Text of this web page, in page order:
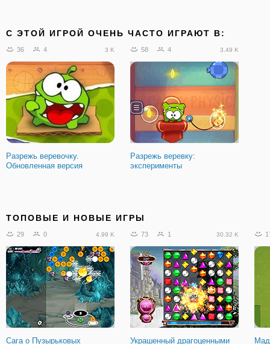
C ЭТОЙ ИГРОЙ ОЧЕНЬ ЧАСТО ИГРАЮТ В:
36 4 3 K
Разрежь веревочку.
Обновленная версия
58 4 3.49 K
Разрежь веревку:
эксперименты
ТОПОВЫЕ И НОВЫЕ ИГРЫ
29 0 4.99 K
Сага о Пузырьковых
73 1 30.32 K
Украшенный драгоценными